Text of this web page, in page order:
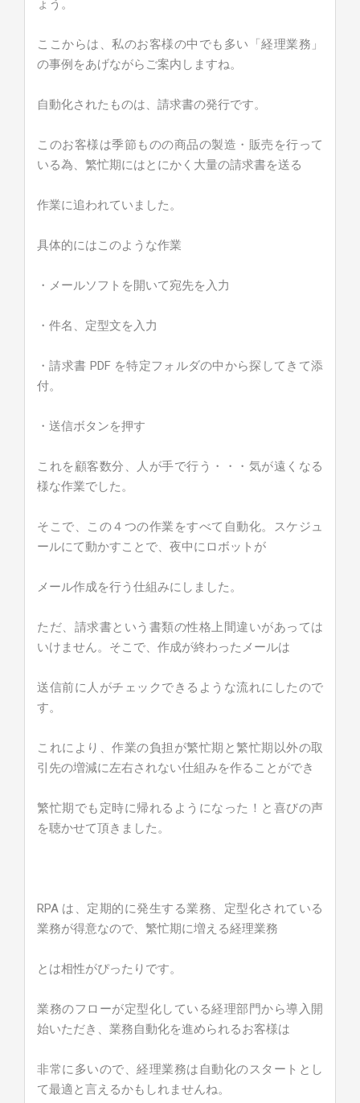
ょう。
ここからは、私のお客様の中でも多い「経理業務」
の事例をあげながらご案内しますね。
自動化されたものは、請求書の発行です。
このお客様は季節ものの商品の製造・販売を行って
いる為、繁忙期にはとにかく大量の請求書を送る
作業に追われていました。
具体的にはこのような作業
・メールソフトを開いて宛先を入力
・件名、定型文を入力
・請求書 PDF を特定フォルダの中から探してきて添
付。
・送信ボタンを押す
これを顧客数分、人が手で行う・・・気が遠くなる
様な作業でした。
そこで、この４つの作業をすべて自動化。スケジュ
ールにて動かすことで、夜中にロボットが
メール作成を行う仕組みにしました。
ただ、請求書という書類の性格上間違いがあっては
いけません。そこで、作成が終わったメールは
送信前に人がチェックできるような流れにしたので
す。
これにより、作業の負担が繁忙期と繁忙期以外の取
引先の増減に左右されない仕組みを作ることができ
繁忙期でも定時に帰れるようになった！と喜びの声
を聴かせて頂きました。
RPA は、定期的に発生する業務、定型化されている
業務が得意なので、繁忙期に増える経理業務
とは相性がぴったりです。
業務のフローが定型化している経理部門から導入開
始いただき、業務自動化を進められるお客様は
非常に多いので、経理業務は自動化のスタートとし
て最適と言えるかもしれませんね。